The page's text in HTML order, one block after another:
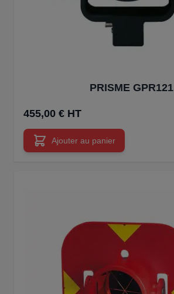
PRISME GPR121
455,00 € HT
Ajouter au panier